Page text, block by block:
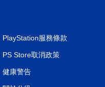
PlayStation服務條款
PS Store取消政策
健康警告